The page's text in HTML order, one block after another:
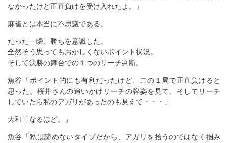
なかったけど正直負けを受け入れたよ。」
麻雀とは本当に不思議である。
たった一瞬、勝ちを意識した。
全然そう思ってもおかしくないポイント状況。
そして決勝の舞台での１つのリーチ判断。
魚谷「ポイント的にも有利だったけど、この１局で正直負けると
思った。桜井さんの追いかけリーチの牌姿を見て、そしてリーチ
していたら私のアガリがあったのも見えて・・・」
大和「なるほど。」
魚谷「私は諦めないタイプだから、アガリを拾うのではなく掴み